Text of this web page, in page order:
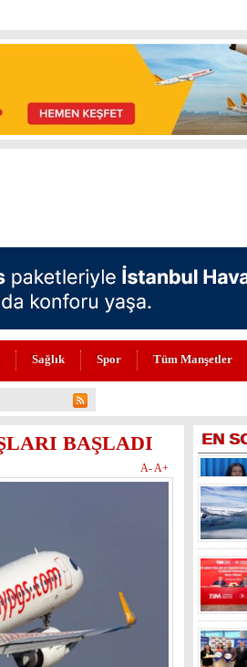
Sağlık Spor Tüm Manşetler
BAŞLADI
A-A+
EN